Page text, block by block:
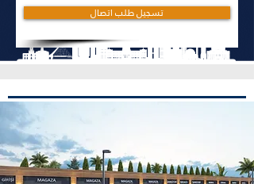
تسجيل طلب اتصال